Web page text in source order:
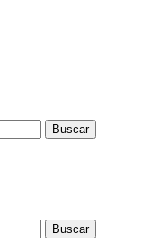
Buscar
Buscar